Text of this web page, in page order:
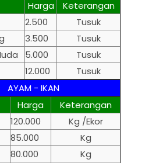
Harga
Keterangan
2.500
Tusuk
3.500
Tusuk
5.000
Tusuk
12.000
Tusuk
AYAM - IKAN
Harga
Keterangan
120.000
Kg /Ekor
85.000
Kg
80.000
Kg